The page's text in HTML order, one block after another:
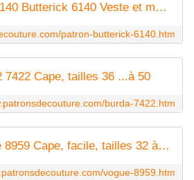
Patron Butterick 6140 Butterick 6140 Veste et manteau pour femme, tailles 44 à 54
patron-butterick-6140.htm
7422 Cape, tailles 36 ...à 50
burda-7422.htm
Vogue 8959 Vogue 8959 Cape, facile, tailles 32 à 42 et 44 à 54
vogue-8959.htm